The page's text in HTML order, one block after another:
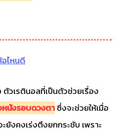
ไหนดี
วเรตินอลที่เป็นตัวช่วยเรื่อง
หนังรอบดวงตาซึ่งจะช่วยให้เมื่อ
ยังคงเร่งตึงยกกระชับ เพราะ